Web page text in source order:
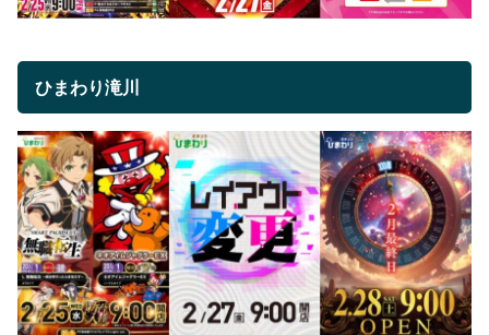
ひまわり滝川